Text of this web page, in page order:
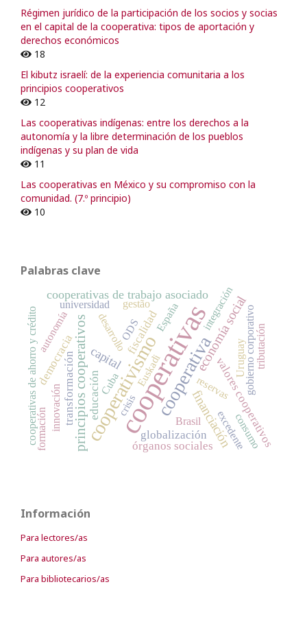
Régimen jurídico de la participación de los socios y socias
en el capital de la cooperativa: tipos de aportación y
derechos económicos
18
El kibutz israelí: de la experiencia comunitaria a los
principios cooperativos
12
Las cooperativas indígenas: entre los derechos a la
autonomía y la libre determinación de los pueblos
indígenas y su plan de vida
11
Las cooperativas en México y su compromiso con la
comunidad. (7.º principio)
10
Palabras clave
cooperativas
cooperativismocooperativa
principios cooperativos economía social
financiación
capital
cooperativas de trabajo asociado
valores cooperativos
fiscalidad
transformación educación
órganos sociales
democracia
globalización
cooperativas de ahorro y crédito innovación
desarrollo
universidad
Cuba
autonomía
Uruguay
crisis
España
formación
Euskadi gobierno corporativo
integración
tributación
reservas
excedenteconsumo
Brasil
gestão
ODS
Información
Para lectores/as
Para autores/as
Para bibliotecarios/as